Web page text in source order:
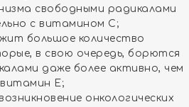
свободными радикалами
с витамином С;
большое количество
в свою очередь, борются
даже более активно, чем
витамин Е;
онкологических